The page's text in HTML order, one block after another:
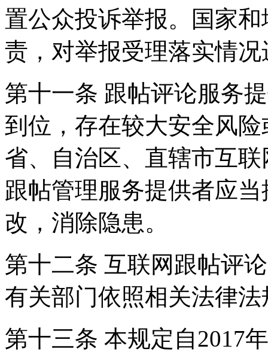
置公众投诉举报。国家
责，对举报受理落实情
第十一条 跟帖评论服务
到位，存在较大安全风
省、自治区、直辖市互
跟帖管理服务提供者应
改，消除隐患。
第十二条 互联网跟帖评
有关部门依照相关法律
第十三条 本规定自2017